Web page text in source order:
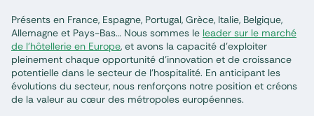
Présents en France, Espagne, Portugal, Grèce, Italie, Belgique,
Allemagne et Pays-Bas… Nous sommes le leader sur le marché
de l’hôtellerie en Europe, et avons la capacité d’exploiter
pleinement chaque opportunité d’innovation et de croissance
potentielle dans le secteur de l’hospitalité. En anticipant les
évolutions du secteur, nous renforçons notre position et créons
de la valeur au cœur des métropoles européennes.